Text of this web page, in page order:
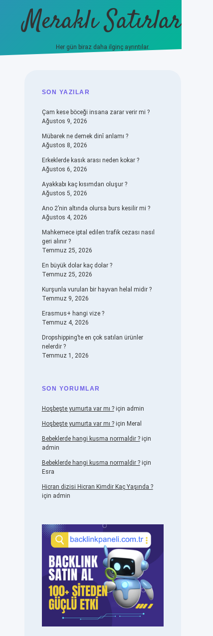
Meraklı Satırlar
Her gün biraz daha ilginç ayrıntılar.
SIDEBAR
SON YAZILAR
Çam kese böceği insana zarar verir mi ?
Ağustos 9, 2026
Mübarek ne demek dinî anlamı ?
Ağustos 8, 2026
Erkeklerde kasık arası neden kokar ?
Ağustos 6, 2026
Ayakkabı kaç kısımdan oluşur ?
Ağustos 5, 2026
Ano 2’nin altında olursa burs kesilir mi ?
Ağustos 4, 2026
Mahkemece iptal edilen trafik cezası nasıl
geri alınır ?
Temmuz 25, 2026
En büyük dolar kaç dolar ?
Temmuz 25, 2026
Kurşunla vurulan bir hayvan helal midir ?
Temmuz 9, 2026
Erasmus+ hangi vize ?
Temmuz 4, 2026
Dropshipping’te en çok satılan ürünler
nelerdir ?
Temmuz 1, 2026
SON YORUMLAR
Hoşbeşte yumurta var mı ?için admin
Hoşbeşte yumurta var mı ?için Meral
Bebeklerde hangi kusma normaldir ?için
admin
Bebeklerde hangi kusma normaldir ?için
Esra
Hicran dizisi Hicran Kimdir Kaç Yaşında ?
için admin